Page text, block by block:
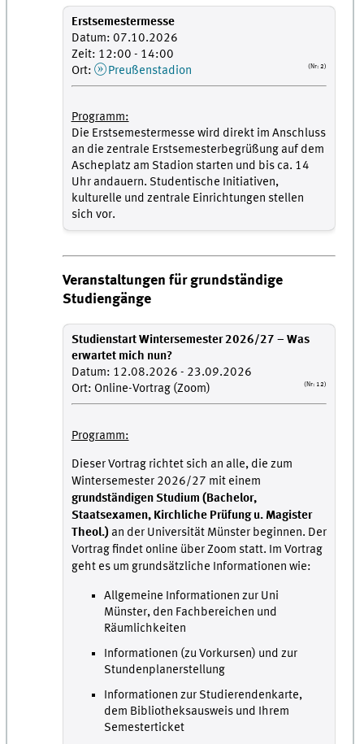
Erstsemestermesse
Datum: 07.10.2026
Zeit: 12:00 - 14:00
Ort:
Preußenstadion (Nr: 2)
Programm:
Die Erstsemestermesse wird direkt im Anschluss
an die zentrale Erstsemesterbegrüßung auf dem
Ascheplatz am Stadion starten und bis ca. 14
Uhr andauern. Studentische Initiativen,
kulturelle und zentrale Einrichtungen stellen
sich vor.
Veranstaltungen für grundständige
Studiengänge
Studienstart Wintersemester 2026/27 – Was
erwartet mich nun?
Datum: 12.08.2026 - 23.09.2026
Ort: Online-Vortrag (Zoom)
(Nr: 12)
Programm:
Dieser Vortrag richtet sich an alle, die zum
Wintersemester 2026/27 mit einem
grundständigen Studium (Bachelor,
Staatsexamen, Kirchliche Prüfung u. Magister
Theol.)an der Universität Münster beginnen. Der
Vortrag findet online über Zoom statt. Im Vortrag
geht es um grundsätzliche Informationen wie:
Allgemeine Informationen zur Uni
Münster, den Fachbereichen und
Räumlichkeiten
Informationen (zu Vorkursen) und zur
Stundenplanerstellung
Informationen zur Studierendenkarte,
dem Bibliotheksausweis und Ihrem
Semesterticket